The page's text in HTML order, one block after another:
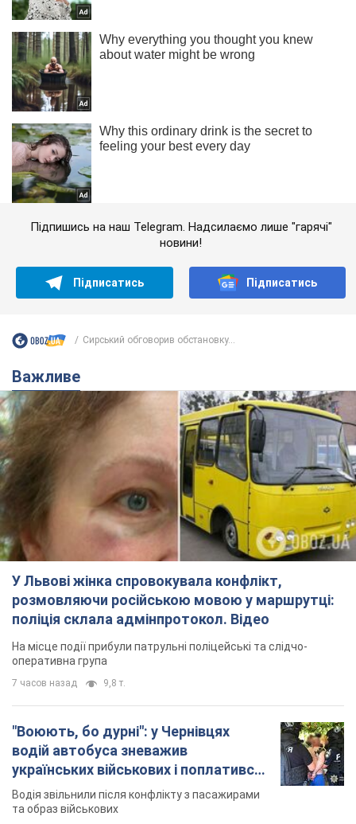
Підпишись на наш Telegram. Надсилаємо лише "гарячі"
новини!
Підписатись Підписатись
Сирський обговорив обстановку...
Важливе
У Львові жінка спровокувала конфлікт,
розмовляючи російською мовою у маршрутці:
поліція склала адмінпротокол. Відео
На місце події прибули патрульні поліцейські та слідчо-
оперативна група
7 часов назад 9,8 т.
"Воюють, бо дурні": у Чернівцях
водій автобуса зневажив
українських військових і поплатився.
Відео
Водія звільнили після конфлікту з пасажирами
та образ військових